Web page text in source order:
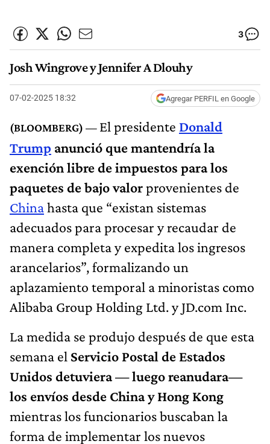
3
Josh Wingrove y Jennifer A Dlouhy
07-02-2025 18:32 Agregar PERFIL en Google
El presidente Donald
Trump anunció que mantendría la
exención libre de impuestos para los
paquetes de bajo valorprovenientes de
Chinahasta que “existan sistemas
adecuados para procesar y recaudar de
manera completa y expedita los ingresos
arancelarios”, formalizando un
aplazamiento temporal a minoristas como
Alibaba Group Holding Ltd. y JD.com Inc.
La medida se produjo después de que esta
semana el Servicio Postal de Estados
Unidos detuviera — luego reanudara—
los envíos desde China y Hong Kong
mientras los funcionarios buscaban la
forma de implementar los nuevos